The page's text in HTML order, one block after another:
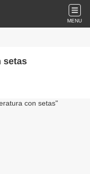
MENU
setas